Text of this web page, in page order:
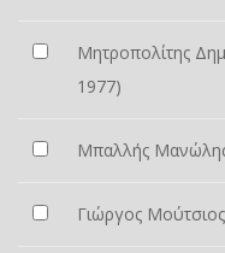
Μητροπολίτης
1977)
Μπαλλής
Γιώργος